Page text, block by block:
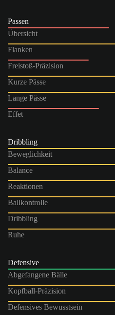
Passen
Übersicht
Flanken
Freistoß-Präzision
Kurze Pässe
Lange Pässe
Effet
Dribbling
Beweglichkeit
Balance
Reaktionen
Ballkontrolle
Dribbling
Ruhe
Defensive
Abgefangene Bälle
Kopfball-Präzision
Defensives Bewusstsein